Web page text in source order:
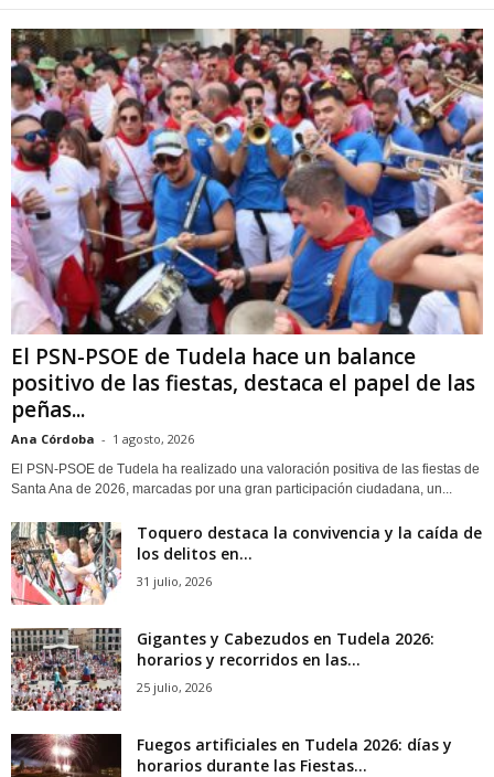
El PSN-PSOE de Tudela hace un balance
positivo de las fiestas, destaca el papel de las
peñas...
Ana Córdoba - 1 agosto, 2026
El PSN-PSOE de Tudela ha realizado una valoración positiva de las fiestas de
Santa Ana de 2026, marcadas por una gran participación ciudadana, un...
Toquero destaca la convivencia y la caída de
los delitos en...
31 julio, 2026
Gigantes y Cabezudos en Tudela 2026:
horarios y recorridos en las...
25 julio, 2026
Fuegos artificiales en Tudela 2026: días y
horarios durante las Fiestas...